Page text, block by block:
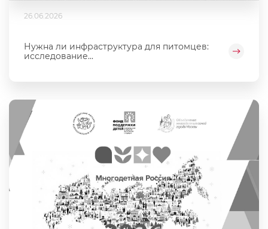
26.06.2026
Нужна ли инфраструктура для питомцев:
исследование...